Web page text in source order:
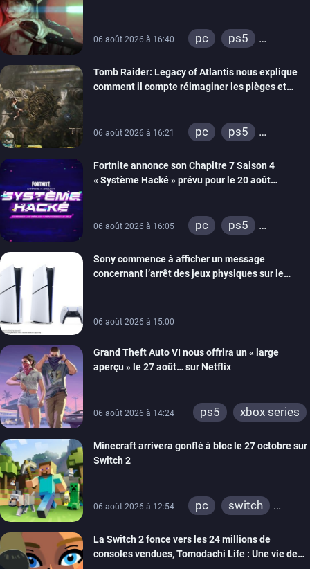
06 août 2026 à 16:40 pc
ps5
switch 2
Tomb Raider: Legacy of Atlantis nous explique
comment il compte réimaginer les pièges et
06 août 2026 à 16:21 pc
ps5
switch 2
Fortnite annonce son Chapitre 7 Saison 4
« Système Hacké » prévu pour le 20 août
06 août 2026 à 16:05 pc
ps5
switch
ios
android
ps4
Sony commence à afficher un message
concernant l’arrêt des jeux physiques sur le
06 août 2026 à 15:00
Grand Theft Auto VI nous offrira un « large
aperçu » le 27 août… sur Netflix
06 août 2026 à 14:24 ps5 xbox series
Minecraft arrivera gonflé à bloc le 27 octobre sur
Switch 2
06 août 2026 à 12:54 pc
switch
xbox one
wiiu
3ds
ps3
La Switch 2 fonce vers les 24 millions de
consoles vendues, Tomodachi Life : Une vie de